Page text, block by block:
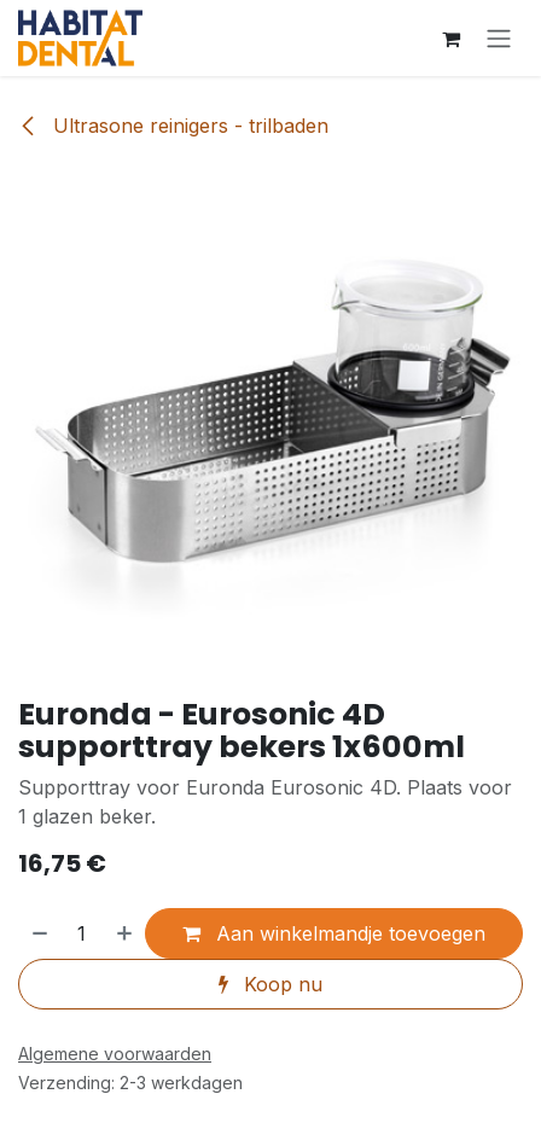
Overslaan naar inhoud
Ultrasone reinigers - trilbaden
Euronda - Eurosonic 4D
supporttray bekers 1x600ml
Supporttray voor Euronda Eurosonic 4D. Plaats voor
1 glazen beker.
16,75€
Aan winkelmandje toevoegen
Koop nu
Algemene voorwaarden
Verzending: 2-3 werkdagen